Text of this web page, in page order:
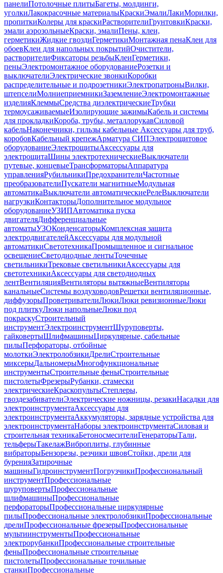
панелиПотолочные плитыБагеты, молдинги,
уголкиЛакокрасочные материалыКраскиЭмалиЛакиМорилки,
пропиткиКолеры для краскиРастворителиГрунтовкиКраски,
эмали аэрозольныеКраски, эмалиПены, клеи,
герметикиЖидкие гвоздиГерметикиМонтажная пенаКлеи для
обоевКлеи для напольных покрытийОчистители,
растворителиФиксаторы резьбыКлеиГерметики,
пеныЭлектромонтажное оборудованиеРозетки и
выключателиЭлектрические звонкиКоробки
распределительные и подрозетникиЭлектропатроныВилки,
штепселиМолниеприемникиЗаземлениеЭлектромонтажные
изделияКлеммыСредства диэлектрическиеТрубки
термоусаживаемыеИзолирующие зажимыКабель и системы
для прокладкиКороба, трубы, металлорукавСиловой
кабельНаконечники, гильзы кабельные Аксессуары для труб,
коробовКабельный крепежАрматура СИПЭлектрощитовое
оборудованиеЭлектрощитыАксессуары для
электрощитаШины электротехническиеВыключатели
путевые, концевыеТрансформаторыАппаратура
управленияРубильникиПредохранителиЧастотные
преобразователиПускатели магнитныеМодульная
автоматикаВыключатели автоматическиеРелеВыключатели
нагрузкиКонтакторыДополнительное модульное
оборудованиеУЗИПАвтоматика пуска
двигателяДифференциальные
автоматыУЗОКонденсаторыКомплексная защита
электродвигателейАксессуары для модульной
автоматикиСветотехникаПромышленное и сигнальное
освещениеСветодиодные лентыТочечные
светильникиТрековые светильникиАксессуары для
светотехникиАксессуары для светодиодных
лентВентиляцияВентиляторы вытяжныеВентиляторы
канальныеСистемы воздуховодовРешетки вентиляционные,
диффузорыПроветривателиЛюкиЛюки ревизионныеЛюки
под плиткуЛюки напольныеЛюки под
покраскуСтроительный
инструментЭлектроинструментШуруповерты,
гайковертыШлифмашиныЦиркулярные, сабельные
пилыПерфораторы, отбойные
молоткиЭлектролобзикиДрелиСтроительные
миксерыДальномерыМногофункциональные
инструментыСтроительные феныСтроительные
пистолетыФрезерыРубанки, стамески
электрическиеКраскопультыСтеплеры,
гвоздезабивателиЭлектрические ножницы, резакиНасадки для
электроинструментаАксессуары для
электроинструментаАккумуляторы, зарядные устройства для
электроинструментаНаборы электроинструментаСиловая и
строительная техникаБетоносмесителиГенераторыТали,
тельферыТакелажВиброплиты, глубинные
вибраторыБензорезы, резчики швовСтойки, дрели для
буренияЗатирочные
машиныГидроинструментПогрузчикиПрофессиональный
инструментПрофессиональные
шуруповертыПрофессиональные
шлифмашиныПрофессиональные
перфораторыПрофессиональные циркулярные
пилыПрофессиональные электролобзикиПрофессиональные
дрелиПрофессиональные фрезерыПрофессиональные
мультиинструментыПрофессиональные
электрорубанкиПрофессиональные строительные
феныПрофессиональные строительные
пистолетыПрофессиональные точильные
станкиПрофессиональные